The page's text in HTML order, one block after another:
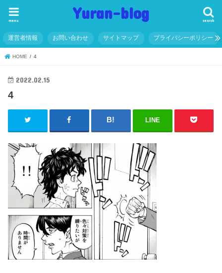
Yuran-blog search
menu
運営者情報 お問い合わせ サイトマップ プライバシーポリシー
HOME 4
2022.02.15
4
LINE